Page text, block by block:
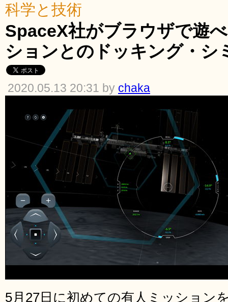
科学と技術
SpaceX社がブラウザで遊
ションとのドッキング・シ
2020.05.13 20:31 by chaka
5月27日に初めての有人ミッション